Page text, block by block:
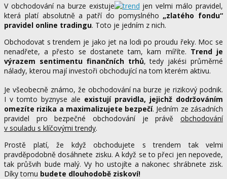
V obchodování na burze existuje
jen velmi málo pravidel,
která platí absolutně a patří do pomyslného „zlatého fondu“
pravidel online tradingu. Toto je jedním z nich.
Obchodovat s trendem je jako jet na lodi po proudu řeky. Moc se
nenadřete, a přesto se dostanete tam, kam míříte. Trend je
výrazem sentimentu finančních trhů, tedy jakési průměrné
nálady, kterou mají investoři obchodující na tom kterém aktivu.
Je všeobecně známo, že obchodování na burze je rizikový podnik.
I v tomto byznyse ale existují pravidla, jejichž dodržováním
omezíte rizika a maximalizujete bezpečí. Jedním ze zásadních
pravidel pro bezpečné obchodování je právě obchodování
v souladu s klíčovými trendy.
Prostě platí, že když obchodujete s trendem tak velmi
pravděpodobně dosáhnete zisku. A když se to přeci jen nepovede,
tak průšvih bude malý. Vy ho ustojíte a nakonec shrábnete zisk.
Díky tomu budete dlouhodobě ziskoví!